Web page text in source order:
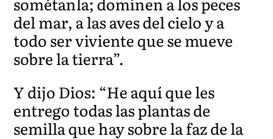
del mar, a las aves del cielo y a
todo ser viviente que se mueve
sobre la tierra”.
Y dijo Dios: “He aquí que les
entrego todas las plantas de
semilla que hay sobre la faz de la